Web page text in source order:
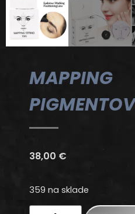
MAPPING
38,00 €
359 na sklade